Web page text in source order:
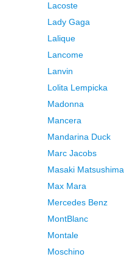
Lacoste
Lady Gaga
Lalique
Lancome
Lanvin
Lolita Lempicka
Madonna
Mancera
Mandarina Duck
Marc Jacobs
Masaki Matsushima
Max Mara
Mercedes Benz
MontBlanc
Montale
Moschino